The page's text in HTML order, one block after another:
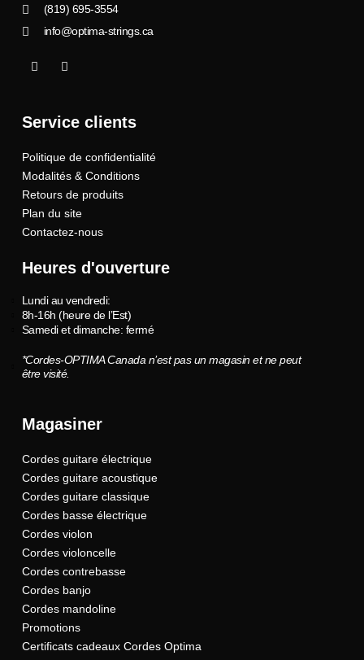
(819) 695-3554
info@optima-strings.ca
I
c
f
e
o
o
I
n
g
m
Service clients
Politique de confidentialité
Modalités & Conditions
Retours de produits
Plan du site
Contactez-nous
Heures d'ouverture
Lundi au vendredi:
8h-16h (heure de l’Est)
Samedi et dimanche: fermé
*Cordes-OPTIMA Canada n’est pas un magasin et ne peut
être visité.
Magasiner
Cordes guitare électrique
Cordes guitare acoustique
Cordes guitare classique
Cordes basse électrique
Cordes violon
Cordes violoncelle
Cordes contrebasse
Cordes banjo
Cordes mandoline
Promotions
Certificats cadeaux Cordes Optima